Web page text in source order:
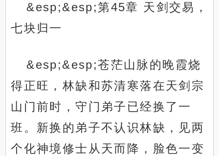
&esp;&esp;第45章 天剑交易，
七块归一
&esp;&esp;苍茫山脉的晚霞烧
得正旺，林缺和苏清寒落在天剑宗
山门前时，守门弟子已经换了一
班。新换的弟子不认识林缺，见两
个化神境修士从天而降，脸色一变